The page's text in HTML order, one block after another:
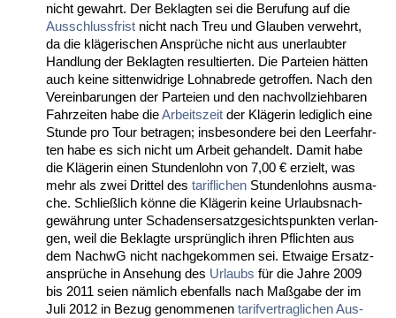
nicht ge­wahrt. Der Be­klag­ten sei die Be­ru­fung auf die
Aus­schluss­frist nicht nach Treu und Glau­ben ver­wehrt,
da die kläge­ri­schen Ansprüche nicht aus un­er­laub­ter
Hand­lung der Be­klag­ten re­sul­tier­ten. Die Par­tei­en hätten
auch kei­ne sit­ten­wid­ri­ge Lohn­ab­re­de ge­trof­fen. Nach den
Ver­ein­ba­run­gen der Par­tei­en und den nach­voll­zieh­ba­ren
Fahr­zei­ten ha­be dieAr­beits­zeit der Kläge­rin le­dig­lich ei­ne
St­un­de pro Tour be­tra­gen; ins­be­son­de­re bei den Leer­fahr­
ten ha­be es sich nicht um Ar­beit ge­han­delt. Da­mit ha­be
die Kläge­rin ei­nen St­un­den­lohn von 7,00 € er­zielt, was
mehr als zwei Drit­tel des ta­rif­li­chen St­un­den­lohns aus­ma­
che. Sch­ließlich könne die Kläge­rin kei­ne Ur­laubs­nach­
gewährung un­ter Scha­dens­er­satz­ge­sichts­punk­ten ver­lan­
gen, weil die Be­klag­te ursprüng­lich ih­ren Pflich­ten aus
dem NachwG nicht nach­ge­kom­men sei. Et­wai­ge Er­satz­
ansprüche in An­se­hung des Ur­laubs für die Jah­re 2009
bis 2011 sei­en nämlich eben­falls nach Maßga­be der im
Ju­li 2012 in Be­zug ge­nom­me­nen ta­rif­ver­trag­li­chenAus­